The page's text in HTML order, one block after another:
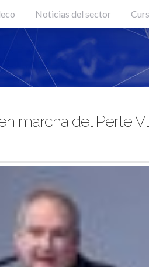
Noticias del sector
marcha del Perte